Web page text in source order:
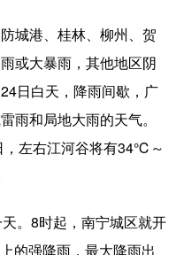
旅游 能源
娱乐 时尚
书画 一带一路
文化产业
城港、桂林、柳州、贺
或大暴雨，其他地区阴
日白天，降雨间歇，广
雨和局地大雨的天气。
，左右江河谷将有34℃～
。8时起，南宁城区就开
的强降雨，最大降雨出